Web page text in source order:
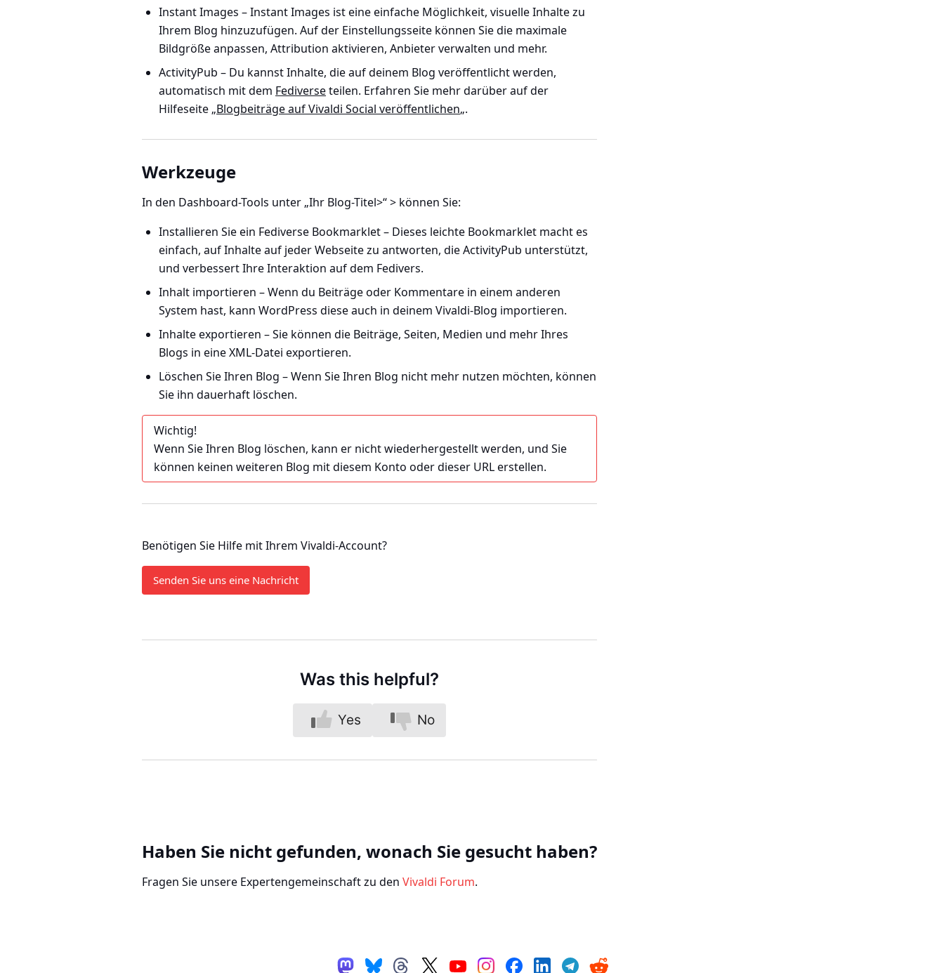
Instant Images – Instant Images ist eine einfache Möglichkeit, visuelle Inhalte zu
Ihrem Blog hinzuzufügen. Auf der Einstellungsseite können Sie die maximale
Bildgröße anpassen, Attribution aktivieren, Anbieter verwalten und mehr.
ActivityPub – Du kannst Inhalte, die auf deinem Blog veröffentlicht werden,
automatisch mit dem Fediverseteilen. Erfahren Sie mehr darüber auf der
Hilfeseite „Blogbeiträge auf Vivaldi Social veröffentlichen„.
Werkzeuge
In den Dashboard-Tools unter „Ihr Blog-Titel>“ > können Sie:
Installieren Sie ein Fediverse Bookmarklet– Dieses leichte Bookmarklet macht es
einfach, auf Inhalte auf jeder Webseite zu antworten, die ActivityPub unterstützt,
und verbessert Ihre Interaktion auf dem Fedivers.
Inhalt importieren – Wenn du Beiträge oder Kommentare in einem anderen
System hast, kann WordPress diese auch in deinem Vivaldi-Blog importieren.
Inhalte exportieren – Sie können die Beiträge, Seiten, Medien und mehr Ihres
Blogs in eine XML-Datei exportieren.
Löschen Sie Ihren Blog – Wenn Sie Ihren Blog nicht mehr nutzen möchten, können
Sie ihn dauerhaft löschen.
Wichtig!
Wenn Sie Ihren Blog löschen, kann er nicht wiederhergestellt werden, und Sie
können keinen weiteren Blog mit diesem Konto oder dieser URL erstellen.
Benötigen Sie Hilfe mit Ihrem Vivaldi-Account?
Senden Sie uns eine Nachricht
Was this helpful?
Yes No
Haben Sie nicht gefunden, wonach Sie gesucht haben?
Fragen Sie unsere Expertengemeinschaft zu den Vivaldi Forum.